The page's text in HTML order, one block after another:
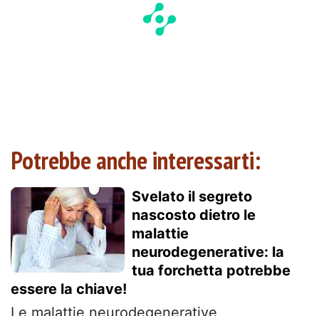
Potrebbe anche interessarti:
Svelato il segreto
nascosto dietro le
malattie
neurodegenerative: la
tua forchetta potrebbe
essere la chiave!
Le malattie neurodegenerative